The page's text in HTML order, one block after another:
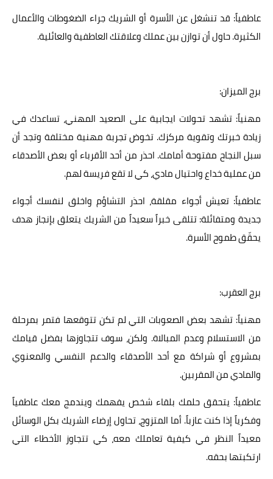
عاطفياً: قد تنشغل عن الأسرة أو الشريك جراء الضغوطات والأعمال
الكثيرة. حاول أن توازن بين عملك وعلاقتك العاطفية والعائلية.
برج الميزان:
مهنياً: تشهد تحولات ايجابية على الصعيد المهني، تساعدك في
زيادة خبرتك وتقوية مركزك. تخوض تجربة مهنية مختلفة وتجد أن
سبل النجاح مفتوحة أمامك. احذر من أحد الأقرباء أو بعض الأصدقاء
من عملية خداع واحتيال مادي، كي لا تقع فريسة لهم.
عاطفياً: تعيش أجواء مقلقة، احذر التشاؤم واخلق لنفسك أجواء
جديدة ومتفائلة: تتلقى خبراً سعيداً من الشريك يتعلق بإنجاز هدف
يحقّق طموح الأسرة.
برج العقرب:
مهنياً: تشهد بعض الصعوبات التي لم تكن تتوقعها فتمر بمرحلة
من الاستسلام وعدم المبالاة. ولكن، سوف تتجاوزها بفضل قيامك
بمشروع أو شراكة مع أحد الأصدقاء والدعم النفسي والمعنوي
والمادي من المقربين.
عاطفياً: يتحقق حلمك بلقاء شخص يفهمك ويندمج معك عاطفياً
وفكرياً إذا كنت عازباً. أما المتزوج، تحاول إرضاء الشريك بكل الوسائل
معيداً النظر في كيفية تعاملك معه، كي تتجاوز الأخطاء التي
ارتكبتها بحقه.